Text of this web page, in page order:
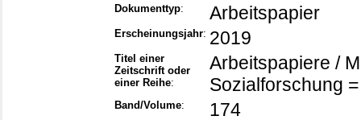
Dokumenttyp: Arbeitspapier
Erscheinungsjahr: 2019
Titel einer
Zeitschrift oder
einer Reihe:
Arbeitspapiere /
Sozialforschung
Band/Volume: 174